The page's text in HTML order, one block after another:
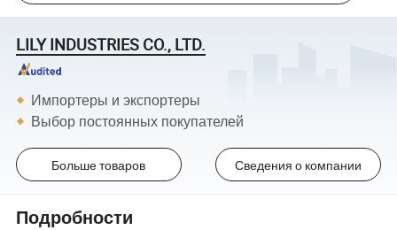
LILY INDUSTRIES CO., LTD.
Импортеры и экспортеры
Выбор постоянных покупателей
Больше товаров Сведения о компании
Подробности